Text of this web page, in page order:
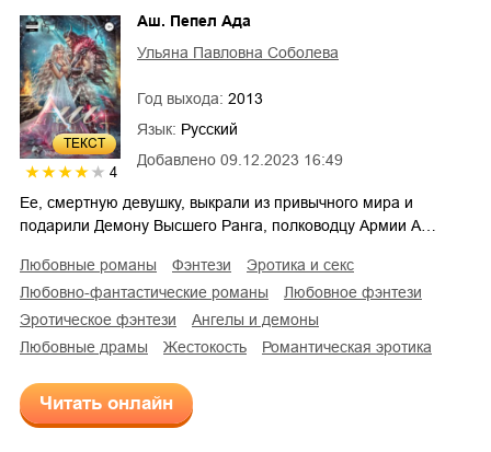
ТЕКСТ
4
Добавлено 09.12.2023 16:49
Аш. Пепел Ада
Ульяна Павловна Соболева
Год выхода: 2013
Язык: Русский
Ее, смертную девушку, выкрали из привычного мира и
подарили Демону Высшего Ранга, полководцу Армии А…
любовные романы фэнтези
эротика и секс
любовно-фантастические романы
любовное фэнтези
эротическое фэнтези
ангелы и демоны
любовные драмы
жестокость романтическая эротика
Читать онлайн